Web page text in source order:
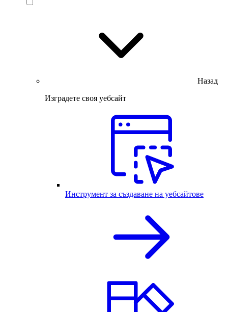
Назад
Изградете своя уебсайт
Инструмент за създаване на уебсайтове